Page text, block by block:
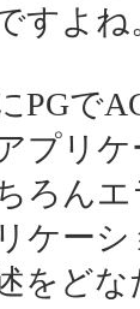
すよね
PGで
プリ
ろん
ケー
をど